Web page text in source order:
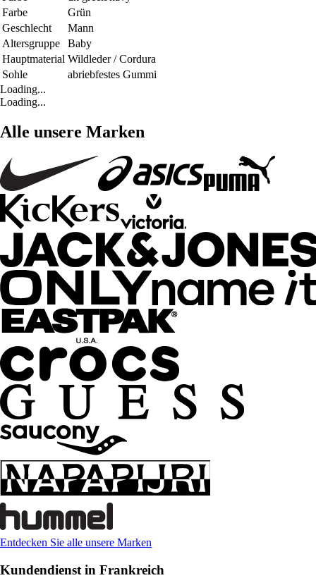
Farbe
Grün
Geschlecht
Mann
Altersgruppe
Baby
Hauptmaterial Wildleder / Cordura
Sohle
abriebfestes Gummi
Loading...
Loading...
Alle unsere Marken
Entdecken Sie alle unsere Marken
Kundendienst in Frankreich